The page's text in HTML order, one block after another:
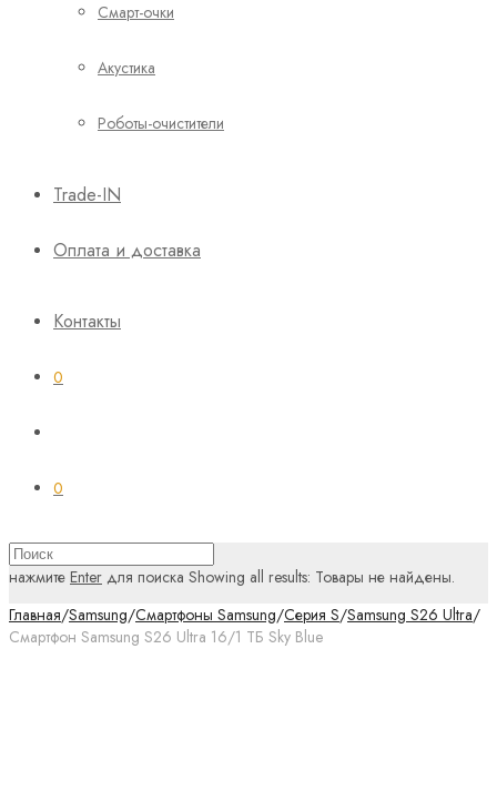
Смарт-очки
Акустика
Роботы-очистители
Trade-IN
Оплата и доставка
Контакты
0
0
нажмите Enter для поиска Showing all results: Товары не найдены.
Главная/Samsung/Смартфоны Samsung/Серия S/Samsung S26 Ultra/
Смартфон Samsung S26 Ultra 16/1 ТБ Sky Blue